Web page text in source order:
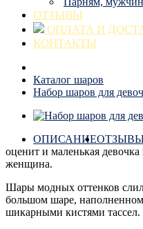
ОТЗЫВЫ
ОПЛАТА И
КОНТАКТЫ
Каталог шаров
Набор шаров для
ОПИСАНИЕОТЗЫВЫ
оценит и маленькая
женщина.
Шары модных оттенков
большом шаре,
шикарными кистями тассел.